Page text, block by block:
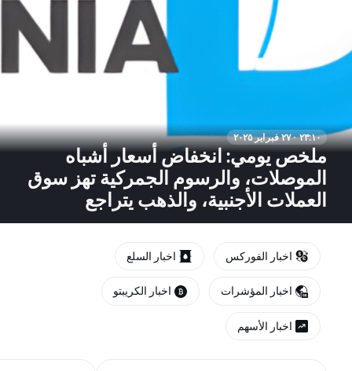
٢٣:١٠ · ٢٧ فبراير ٢٠٢٥
ملخص يومي: انخفاض أسعار أشباه
الموصلات، والرسوم الجمركية تهز سوق
العملات الأجنبية، والذهب يتراجع
اخبار الفوركس اخبار السلع
اخبار المؤشرات اخبار الكريبتو
اخبار الأسهم